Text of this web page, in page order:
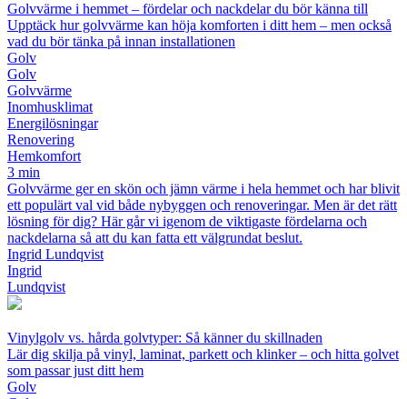
Golvvärme i hemmet – fördelar och nackdelar du bör känna till
Upptäck hur golvvärme kan höja komforten i ditt hem – men också
vad du bör tänka på innan installationen
Golv
Golv
Golvvärme
Inomhusklimat
Energilösningar
Renovering
Hemkomfort
3 min
Golvvärme ger en skön och jämn värme i hela hemmet och har blivit
ett populärt val vid både nybyggen och renoveringar. Men är det rätt
lösning för dig? Här går vi igenom de viktigaste fördelarna och
nackdelarna så att du kan fatta ett välgrundat beslut.
Ingrid Lundqvist
Ingrid
Lundqvist
Vinylgolv vs. hårda golvtyper: Så känner du skillnaden
Lär dig skilja på vinyl, laminat, parkett och klinker – och hitta golvet
som passar just ditt hem
Golv